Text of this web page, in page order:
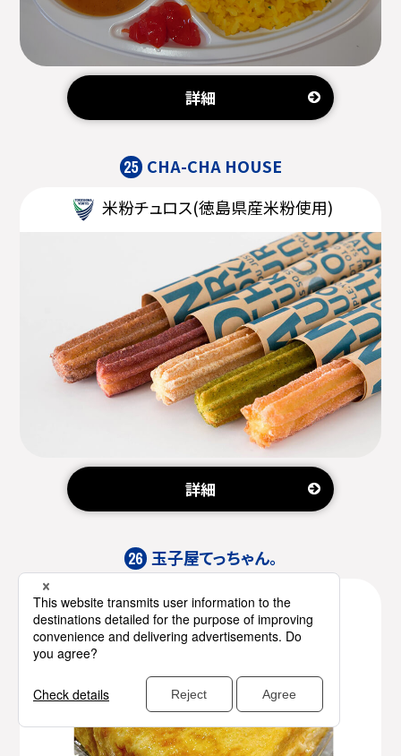
詳細
25 CHA-CHA HOUSE
米粉チュロス(徳島県産米粉使用)
詳細
26 玉子屋てっちゃん。
玉子焼き（ダシ醤油）